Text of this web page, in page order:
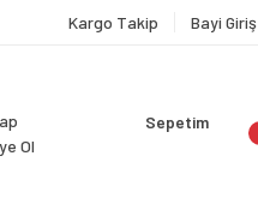
Kargo Takip Bayi Giriş
Ol
Sepetim